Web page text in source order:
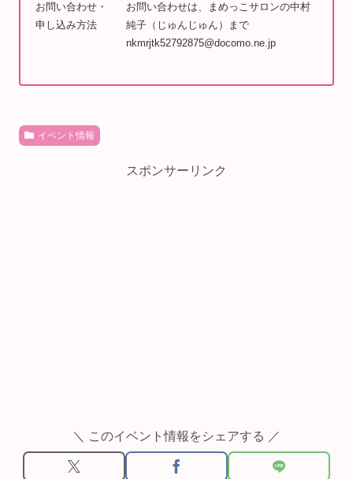
お問い合わせ・
申し込み方法
お問い合わせは、まめっこサロンの中村
純子（じゅんじゅん）まで
nkmrjtk52792875@docomo.ne.jp
イベント情報
スポンサーリンク
＼ このイベント情報をシェアする ／